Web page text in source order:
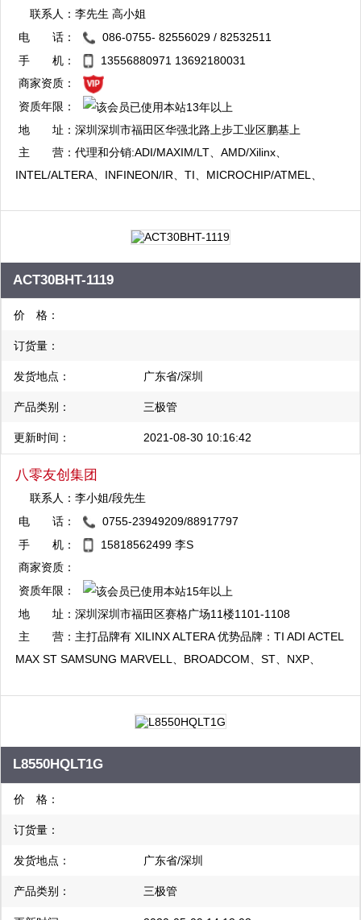
联系人：李先生 高小姐
QQ：2881894392
复制
QQ：2881894393
复制
电 话：
086-0755- 82556029 / 82532511
手 机：
13556880971 13692180031
商家资质：
资质年限：
地 址：深圳深圳市福田区华强北路上步工业区鹏基上
步工业厂房102栋西620
主 营：代理和分销:ADI/MAXIM/LT、AMD/Xilinx、
INTEL/ALTERA、INFINEON/IR、TI、MICROCHIP/ATMEL、
SHARP、TOSHIBA、VTI、MITSUBISH、FUJI...等世界知名品牌
集成电路（ic）。
ACT30BHT-1119
价 格：
订货量：
发货地点： 广东省/深圳
产品类别： 三极管
更新时间： 2021-08-30 10:16:42
八零友创集团
联系人：李小姐/段先生
QQ：2880720334
QQ：2880781309
复制
电 话：
0755-23949209/88917797
手 机：
15818562499 李S
商家资质：
资质年限：
地 址：深圳深圳市福田区赛格广场11楼1101-1108
室，南山区中洲控股大厦B座19楼
主 营： 主打品牌有 XILINX ALTERA 优势品牌：TI ADI ACTEL
MAX ST SAMSUNG MARVELL、BROADCOM、ST、NXP、
AOS、ON、IR、WINBOND MXIC DIODES AMD等专业致力于内
存、闪存、显存、ARM、SDRAM、SRAM 、NAND、 FLASH、
DDR、FPGA、CPLD、二三极管、模块等存储器及可编程高端芯
片！ 八零友创始终坚持“质量第一、信誉第一、服务第一、客户至
元化、全方位的优质服务。赢得国内外广大客户的一致信赖与好
评。随着当今信息时代迅速发展，我们对自已也提出了更高的标
准，寻求与时俱进的创新途径，我们真诚的希望与您携手共进，建
L8550HQLT1G
价 格：
订货量：
发货地点： 广东省/深圳
产品类别： 三极管